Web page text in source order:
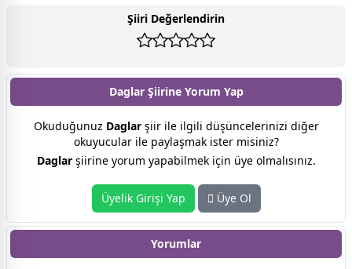
Şiiri Değerlendirin
Daglar Şiirine Yorum Yap
Okuduğunuz Daglarşiir ile ilgili düşüncelerinizi diğer
okuyucular ile paylaşmak ister misiniz?
Daglarşiirine yorum yapabilmek için üye olmalısınız.
Üyelik Girişi Yap Üye Ol
Yorumlar